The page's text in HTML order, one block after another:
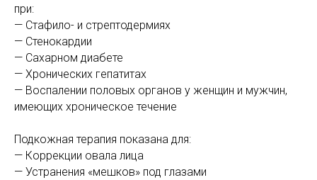
при:
— Стафило- и стрептодермиях
— Стенокардии
— Сахарном диабете
— Хронических гепатитах
— Воспалении половых органов у женщин и мужчин,
имеющих хроническое течение
Подкожная терапия показана для:
— Коррекции овала лица
— Устранения «мешков» под глазами